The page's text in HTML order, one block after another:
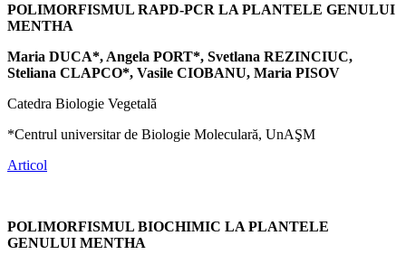
POLIMORFISMUL RAPD-PCR LA PLANTELE GENULUI
MENTHA
Maria DUCA*, Angela PORT*, Svetlana REZINCIUC,
Steliana CLAPCO*, Vasile CIOBANU, Maria PISOV
Catedra Biologie Vegetală
*Centrul universitar de Biologie Moleculară, UnAŞM
Articol
POLIMORFISMUL BIOCHIMIC LA PLANTELE
GENULUI MENTHA